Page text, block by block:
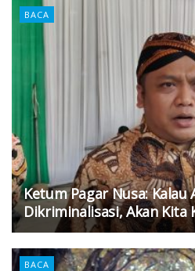
BACA
Ketum Pagar Nusa: Kalau
Dikriminalisasi, Akan Kita
BACA